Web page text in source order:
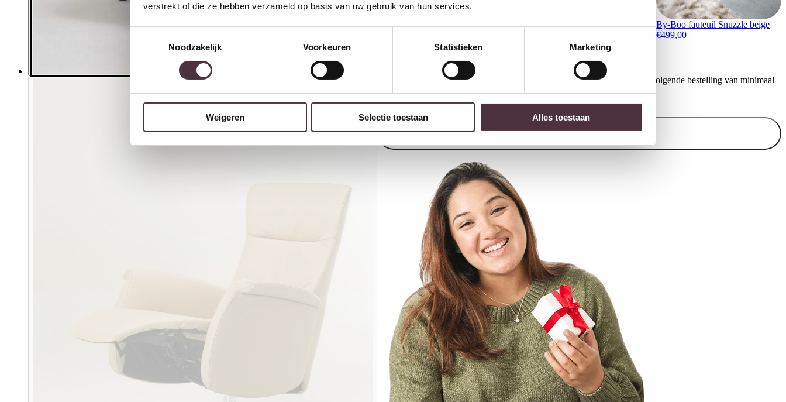
verstrekt of die ze hebben verzameld op basis van uw gebruik van hun services.
Noodzakelijk
Voorkeuren Statistieken Marketing
Weigeren Selectie toestaan Alles toestaan
By-Boo fauteuil Snuzzle beige
€499,00
Meldt u aan voor onze nieuwsbrief en ontvang €20,- shoptegoed voor uw volgende bestelling van minimaal
Inschrijven